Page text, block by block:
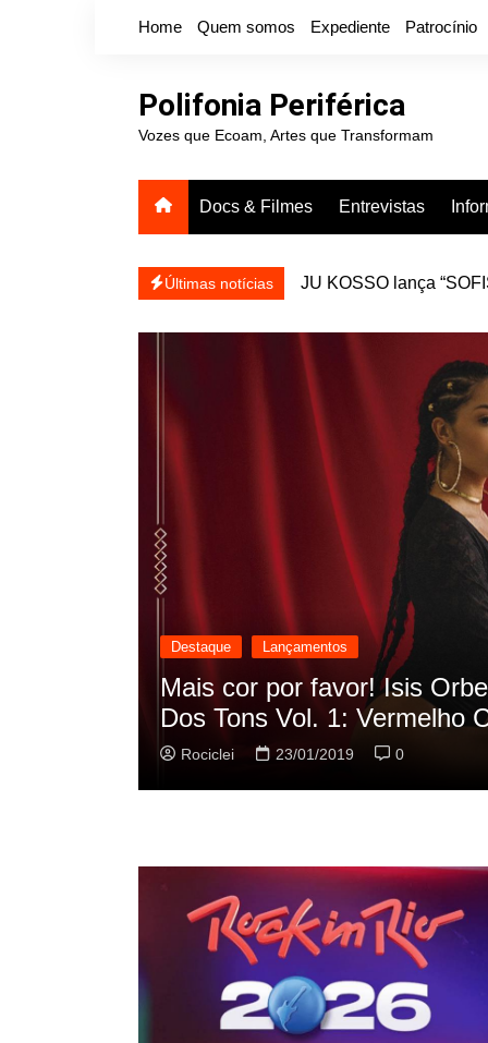
Home Quem somos Expediente Patrocínio
Polifonia Periférica
Vozes que Ecoam, Artes que Transformam
Docs & Filmes Entrevistas
Últimas notícias
JU KOSSO lança
Projota relança a
Destaque Lançamentos
Rashid vai buscar nos HQs
sua nova música
Rociclei 22/01/2019 0